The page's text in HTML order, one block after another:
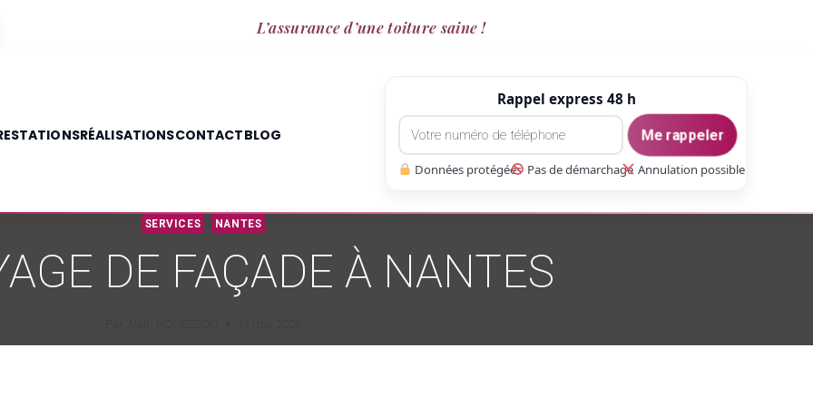
L’assurance d’une toiture saine !
RÉALISATIONSCONTACTBLOG
Rappel express 48 h
Me rappeler
Données protégées Pas de démarchage Annulation possible
SERVICES NANTES
DE FAÇADE À NANTES